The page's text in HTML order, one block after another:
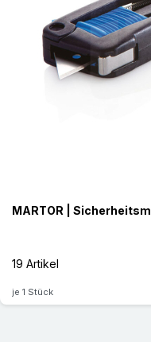
MARTOR |
19 Artikel
je 1 Stück